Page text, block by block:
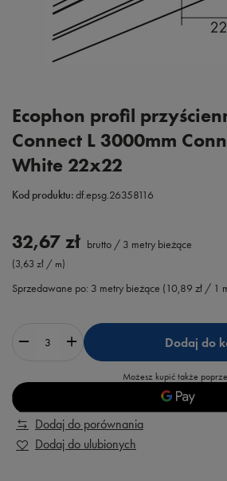
Ecophon profil
Connect L 3000mm
White 22x22
Kod produktu:df.epsg.26358116
32,67 zł brutto / 3 metry bieżące
(3,63 zł / m)
Sprzedawane po: 3 metry bieżące (10,89 zł / 1
Dodaj do
Możesz kupić także
Dodaj do porównania
Dodaj do ulubionych